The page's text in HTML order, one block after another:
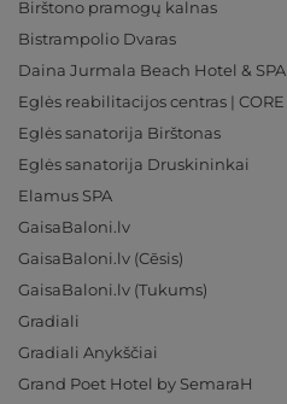
Birštono pramogų kalnas
Bistrampolio Dvaras
Daina Jurmala Beach Hotel & SPA
Eglės reabilitacijos centras | CORE
Eglės sanatorija Birštonas
Eglės sanatorija Druskininkai
Elamus SPA
GaisaBaloni.lv
GaisaBaloni.lv (Cēsis)
GaisaBaloni.lv (Tukums)
Gradiali
Gradiali Anykščiai
Grand Poet Hotel by SemaraH